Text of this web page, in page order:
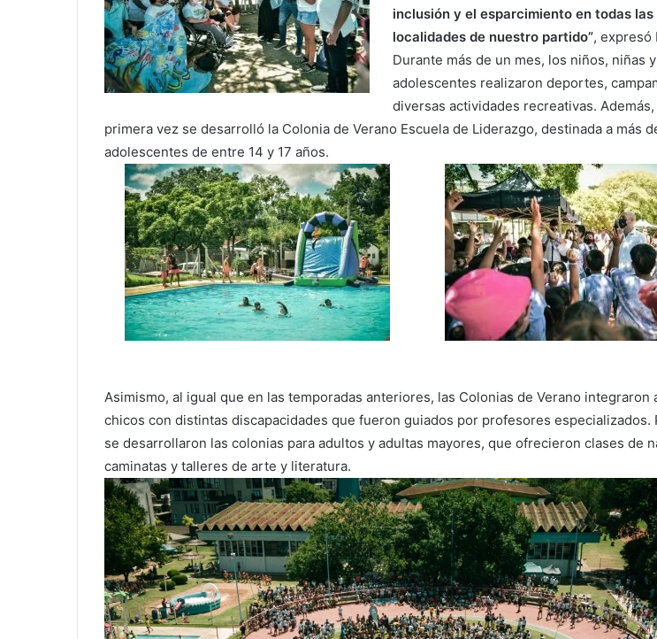
inclusión y el esparcimiento en todas las
localidades de nuestro partido”, expresó
Durante más de un mes, los niños, niñas y
adolescentes realizaron deportes,
diversas actividades recreativas.
primera vez se desarrolló la Colonia de Verano Escuela de Liderazgo, destinada a más
adolescentes de entre 14 y 17 años.
Asimismo, al igual que en las temporadas anteriores, las Colonias de Verano integraron
chicos con distintas discapacidades que fueron guiados por profesores especializados.
se desarrollaron las colonias para adultos y adultas mayores, que ofrecieron clases de
caminatas y talleres de arte y literatura.